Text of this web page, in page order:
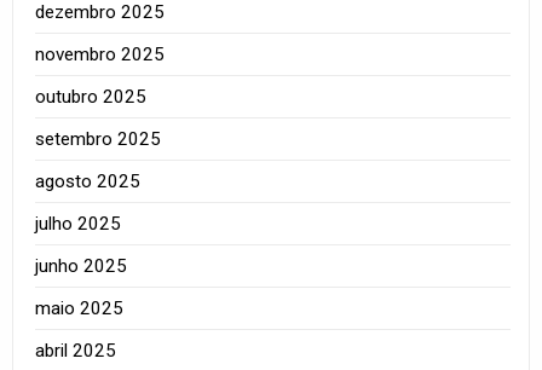
dezembro 2025
novembro 2025
outubro 2025
setembro 2025
agosto 2025
julho 2025
junho 2025
maio 2025
abril 2025